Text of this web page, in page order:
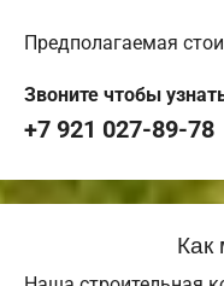
Предполагаемая
Звоните чтобы
+7 921 027-89-78